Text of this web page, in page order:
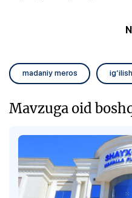
madaniy meros ig‘ilish
Mavzuga oid